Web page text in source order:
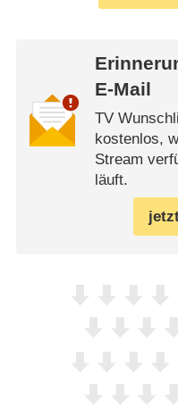
E-Mail
TV
kostenlos,
Stream
läuft.